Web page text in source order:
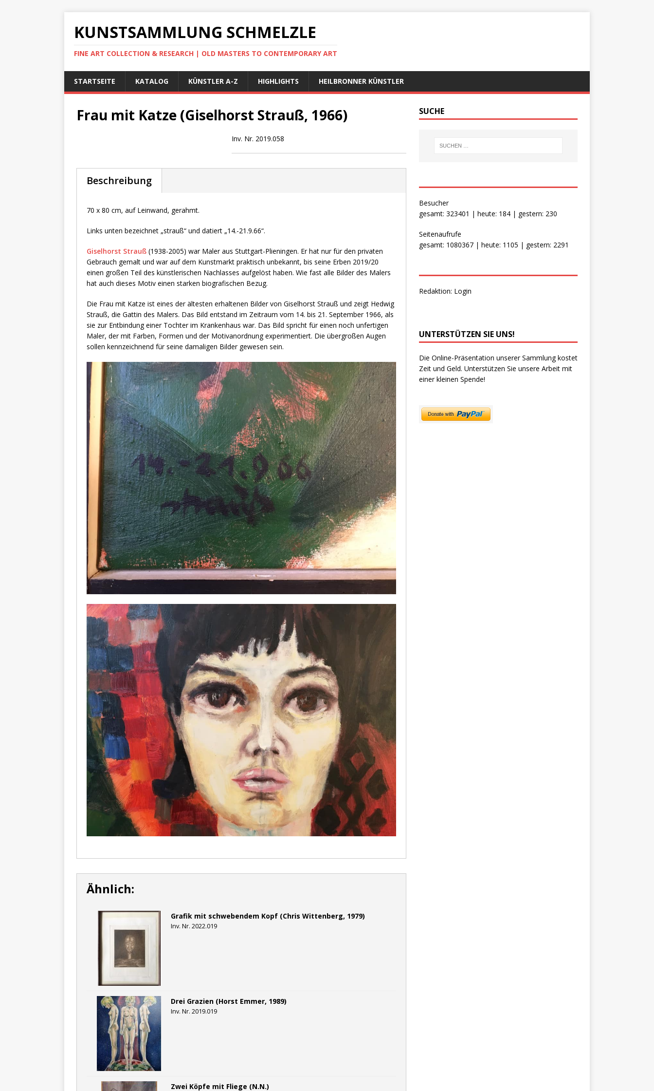
KUNSTSAMMLUNG SCHMELZLE
FINE ART COLLECTION & RESEARCH | OLD MASTERS TO CONTEMPORARY ART
STARTSEITE KATALOG KÜNSTLER A-Z HIGHLIGHTS HEILBRONNER KÜNSTLER
Frau mit Katze (Giselhorst Strauß, 1966)
Inv. Nr. 2019.058
Beschreibung
70 x 80 cm, auf Leinwand, gerahmt.
Links unten bezeichnet „strauß“ und datiert „14.-21.9.66“.
Giselhorst Strauß (1938-2005) war Maler aus Stuttgart-Plieningen. Er hat nur für den privaten
Gebrauch gemalt und war auf dem Kunstmarkt praktisch unbekannt, bis seine Erben 2019/20
einen großen Teil des künstlerischen Nachlasses aufgelöst haben. Wie fast alle Bilder des Malers
hat auch dieses Motiv einen starken biografischen Bezug.
Die Frau mit Katze ist eines der ältesten erhaltenen Bilder von Giselhorst Strauß und zeigt Hedwig
Strauß, die Gattin des Malers. Das Bild entstand im Zeitraum vom 14. bis 21. September 1966, als
sie zur Entbindung einer Tochter im Krankenhaus war. Das Bild spricht für einen noch unfertigen
Maler, der mit Farben, Formen und der Motivanordnung experimentiert. Die übergroßen Augen
sollen kennzeichnend für seine damaligen Bilder gewesen sein.
Ähnlich:
Grafik mit schwebendem Kopf (Chris Wittenberg, 1979)
Inv. Nr. 2022.019
Drei Grazien (Horst Emmer, 1989)
Inv. Nr. 2019.019
Zwei Köpfe mit Fliege (N.N.)
SUCHE
Besucher
gesamt: 323401 | heute: 184 | gestern: 230
Seitenaufrufe
gesamt: 1080367 | heute: 1105 | gestern: 2291
Redaktion: Login
UNTERSTÜTZEN SIE UNS!
Die Online-Präsentation unserer Sammlung kostet
Zeit und Geld. Unterstützen Sie unsere Arbeit mit
einer kleinen Spende!